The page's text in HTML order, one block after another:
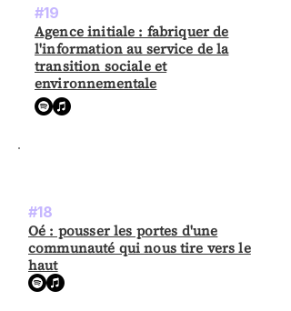
#19
Agence initiale : fabriquer de
l'information au service de la
transition sociale et
environnementale
#18
Oé : pousser les portes d'une
communauté qui nous tire vers le
haut